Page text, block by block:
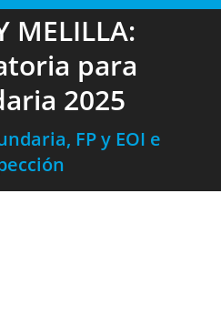
MELILLA:
para
2025
FP y EOI e